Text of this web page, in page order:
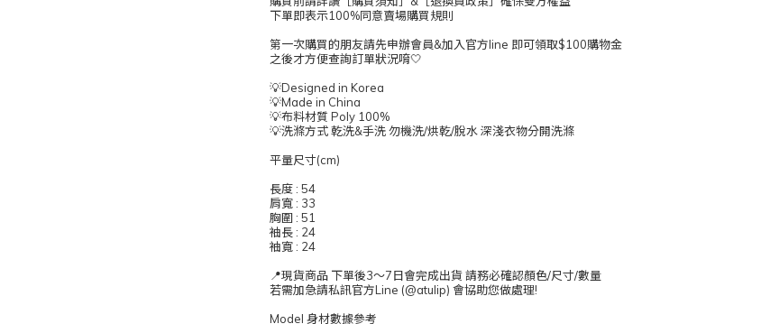
下單即表示100%同意賣場購買規則
第一次購買的朋友請先申辦會員&加入官方line 即可領取$100購物金
之後才方便查詢訂單狀況唷🤍
💡Designed in Korea
💡Made in China
💡布料材質 Poly 100%
💡洗滌方式 乾洗&手洗 勿機洗/烘乾/脫水 深淺衣物分開洗滌
平量尺寸(cm)
長度 : 54
肩寬 : 33
胸圍 : 51
袖長 : 24
袖寬 : 24
📍現貨商品 下單後3～7日會完成出貨 請務必確認顏色/尺寸/數量
若需加急請私訊官方Line (@atulip) 會協助您做處理!
Model 身材數據參考